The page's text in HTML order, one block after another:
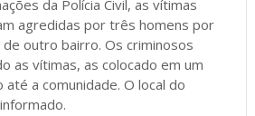
da Polícia Civil, as vítimas
agredidas por três homens por
outro bairro. Os criminosos
as vítimas, as colocado em um
até a comunidade. O local do